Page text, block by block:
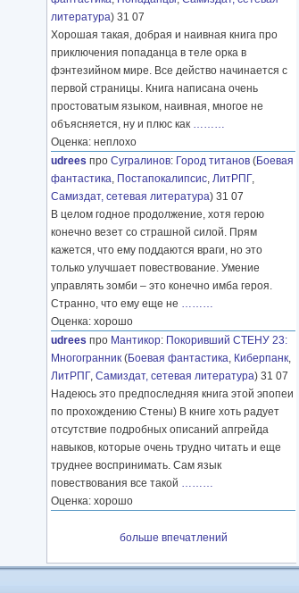
литература) 31 07
Хорошая такая, добрая и наивная книга про
приключения попаданца в теле орка в
фэнтезийном мире. Все действо начинается с
первой страницы. Книга написана очень
простоватым языком, наивная, многое не
объясняется, ну и плюс как ………
Оценка: неплохо
udrees про Сугралинов: Город титанов (Боевая
фантастика, Постапокалипсис, ЛитРПГ,
Самиздат, сетевая литература) 31 07
В целом годное продолжение, хотя герою
конечно везет со страшной силой. Прям
кажется, что ему поддаются враги, но это
только улучшает повествование. Умение
управлять зомби – это конечно имба героя.
Странно, что ему еще не ………
Оценка: хорошо
udrees про Мантикор: Покоривший СТЕНУ 23:
Многогранник (Боевая фантастика, Киберпанк,
ЛитРПГ, Самиздат, сетевая литература) 31 07
Надеюсь это предпоследняя книга этой эпопеи
по прохождению Стены) В книге хоть радует
отсутствие подробных описаний апгрейда
навыков, которые очень трудно читать и еще
труднее воспринимать. Сам язык
повествования все такой ………
Оценка: хорошо
больше впечатлений